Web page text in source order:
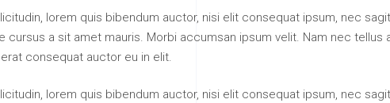
lorem quis bibendum auctor, nisi elit consequat ipsum, nec
a sit amet mauris. Morbi accumsan ipsum velit. Nam nec tellus
consequat auctor eu in elit.
lorem quis bibendum auctor, nisi elit consequat ipsum, nec